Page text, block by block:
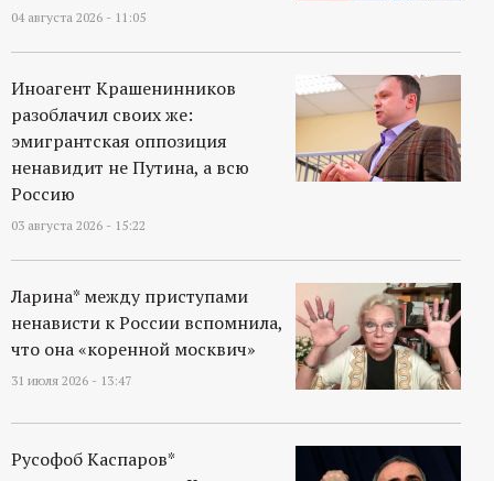
04 августа 2026 - 11:05
Иноагент Крашенинников
разоблачил своих же:
эмигрантская оппозиция
ненавидит не Путина, а всю
Россию
03 августа 2026 - 15:22
Ларина* между приступами
ненависти к России вспомнила,
что она «коренной москвич»
31 июля 2026 - 13:47
Русофоб Каспаров*